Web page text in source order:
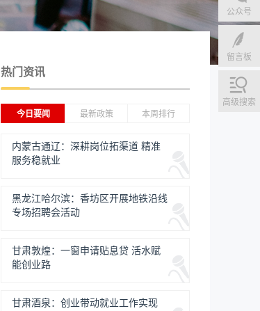
公众号
留言板
高级搜索
热门资讯
今日要闻 最新政策 本周排行
内蒙古通辽：深耕岗位拓渠道 精准
服务稳就业
黑龙江哈尔滨：香坊区开展地铁沿线
专场招聘会活动
甘肃敦煌：一窗申请贴息贷 活水赋
能创业路
甘肃酒泉：创业带动就业工作实现